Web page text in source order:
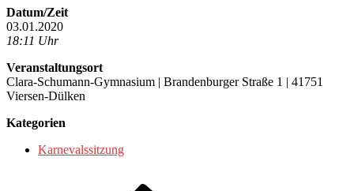
Datum/Zeit
03.01.2020
18:11 Uhr
Veranstaltungsort
Clara-Schumann-Gymnasium | Brandenburger Straße 1 | 41751
Viersen-Dülken
Kategorien
Karnevalssitzung